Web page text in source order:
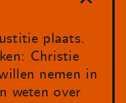
plaats.
Christie
nemen in
weten over